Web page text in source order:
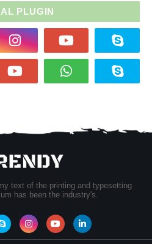
PLUGIN
text of the printing and typesetting
has been the industry's.